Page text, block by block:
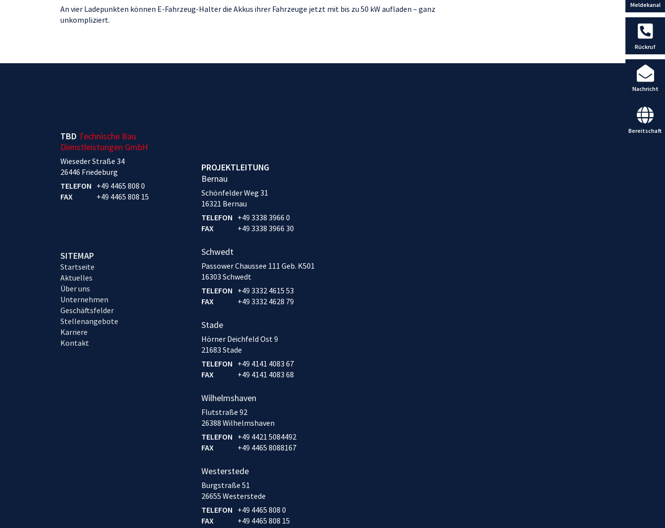
Meldekanal
Rückruf
Nachricht
Bereitschaft
An vier Ladepunkten können E-Fahrzeug-Halter die Akkus ihrer Fahrzeuge jetzt mit bis zu 50 kW aufladen – ganz
unkompliziert.
TBD Technische Bau
Dienstleistungen GmbH
Wieseder Straße 34
26446 Friedeburg
TELEFON +49 4465 808 0
FAX
+49 4465 808 15
SITEMAP
Startseite
Aktuelles
Über uns
Unternehmen
Geschäftsfelder
Stellenangebote
Karriere
Kontakt
PROJEKTLEITUNG
Bernau
Schönfelder Weg 31
16321 Bernau
TELEFON +49 3338 3966 0
FAX
+49 3338 3966 30
Schwedt
Passower Chaussee 111 Geb. K501
16303 Schwedt
TELEFON +49 3332 4615 53
FAX
+49 3332 4628 79
Stade
Hörner Deichfeld Ost 9
21683 Stade
TELEFON +49 4141 4083 67
FAX
+49 4141 4083 68
Wilhelmshaven
Flutstraße 92
26388 Wilhelmshaven
TELEFON +49 4421 5084492
FAX
+49 4465 8088167
Westerstede
Burgstraße 51
26655 Westerstede
TELEFON +49 4465 808 0
FAX
+49 4465 808 15